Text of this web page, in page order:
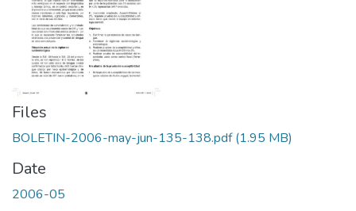
Files
BOLETIN-2006-may-jun-135-138.pdf(1.95 MB)
Date
2006-05